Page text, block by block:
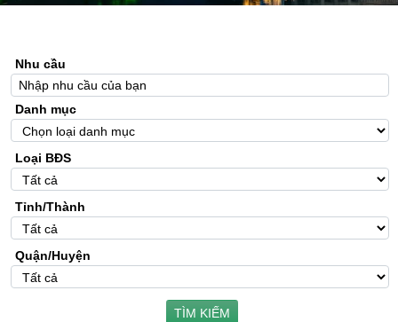
Nhu cầu
Danh mục
Loại BĐS
Tỉnh/Thành
Quận/Huyện
TÌM KIẾM